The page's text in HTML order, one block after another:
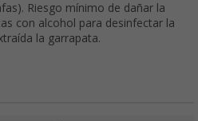
Riesgo mínimo de dañar la
con alcohol para desinfectar la
la garrapata.